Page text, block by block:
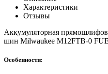
Характеристики
Отзывы
Аккумуляторная
шин Milwaukee M12FTB-0
Особенности: